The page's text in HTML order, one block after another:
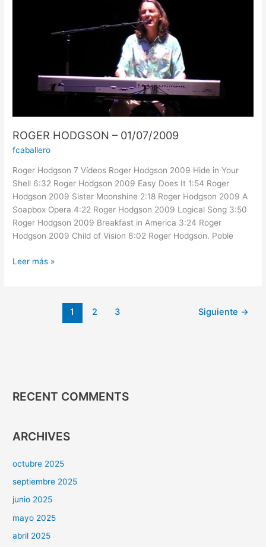
ROGER HODGSON – 01/07/2009
fcaballero
Roger Hodgson 7 Vídeos Roger Hodgson 2009 Hide in Your
Shell 6:32 Roger Hodgson 2009 Easy Does It 1:54 Roger
Hodgson 2009 Sister Moonshine 2:18 Roger Hodgson 2009 A
Soapbox Opera 4:22 Roger Hodgson 2009 Logical Song 3:50
Roger Hodgson 2009 Breakfast in America 3:24 Roger
Hodgson 2009 Child of Vision 6:02 Roger Hodgson. Poble
Leer más »
1 2 3 Siguiente →
RECENT COMMENTS
ARCHIVES
octubre 2025
septiembre 2025
junio 2025
mayo 2025
abril 2025